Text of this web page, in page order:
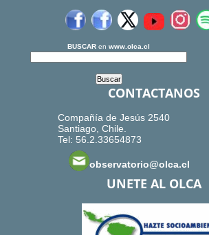
BUSCAR en www.olca.cl
CONTACTANOS
Compañía de Jesús 2540
Santiago, Chile.
Tel: 56.2.33654873
observatorio@olca.cl
UNETE AL OLCA